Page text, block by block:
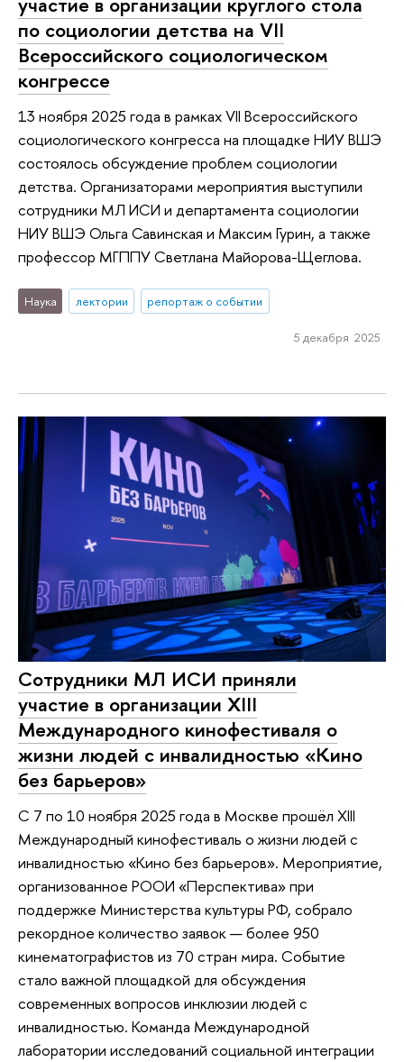
по социологии детства на VII
Всероссийского социологическом
конгрессе
13 ноября 2025 года в рамках VII Всероссийского
социологического конгресса на площадке НИУ ВШЭ
состоялось обсуждение проблем социологии
детства. Организаторами мероприятия выступили
сотрудники МЛ ИСИ и департамента социологии
НИУ ВШЭ Ольга Савинская и Максим Гурин, а также
профессор МГППУ Светлана Майорова-Щеглова.
Наука лектории репортаж о событии
5 декабря 2025
Сотрудники МЛ ИСИ приняли
участие в организации XIII
Международного кинофестиваля о
жизни людей с инвалидностью «Кино
без барьеров»
С 7 по 10 ноября 2025 года в Москве прошёл XIII
Международный кинофестиваль о жизни людей с
инвалидностью «Кино без барьеров». Мероприятие,
организованное РООИ «Перспектива» при
поддержке Министерства культуры РФ, собрало
рекордное количество заявок — более 950
кинематографистов из 70 стран мира. Событие
стало важной площадкой для обсуждения
современных вопросов инклюзии людей с
инвалидностью. Команда Международной
лаборатории исследований социальной интеграции